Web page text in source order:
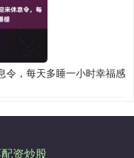
令，每天多睡一小时幸福感
资炒股